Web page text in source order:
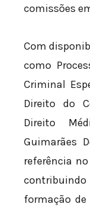
comissões
Com
como
Criminal
Direito do
Direito
Guimarães
referência
formação